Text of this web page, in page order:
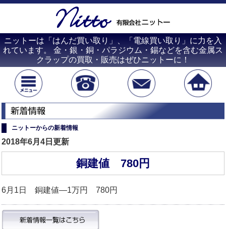
ニットーは「はんだ買い取り」、「電線買い取り」に力を入
れています。 金・銀・銅・パラジウム・錫などを含む金属ス
クラップの買取・販売はぜひニットーに！
ニットーからの新着情報
2018年6月4日更新
銅建値 780円
6月1日 銅建値―1万円 780円